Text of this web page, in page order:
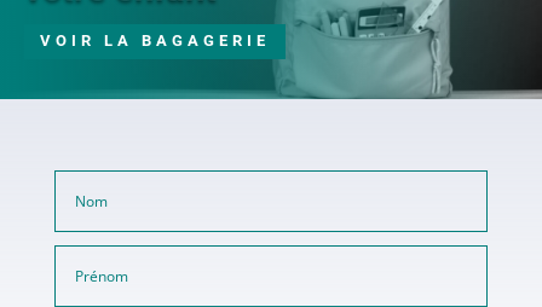
VOIR LA BAGAGERIE